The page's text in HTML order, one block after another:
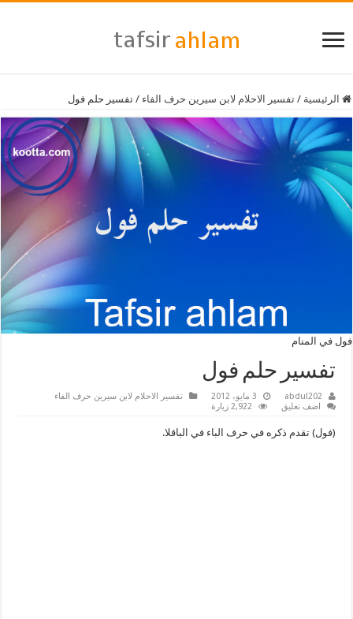
الرئيسية / تفسير الاحلام لابن سيرين حرف الفاء / تفسير حلم فول
فول في المنام
تفسير حلم فول
abdul202 3 مايو، 2012
تفسير الاحلام لابن سيرين حرف الفاء
اضف تعليق
2,922 زيارة
(فول) تقدم ذكره في حرف الباء في الباقلا.